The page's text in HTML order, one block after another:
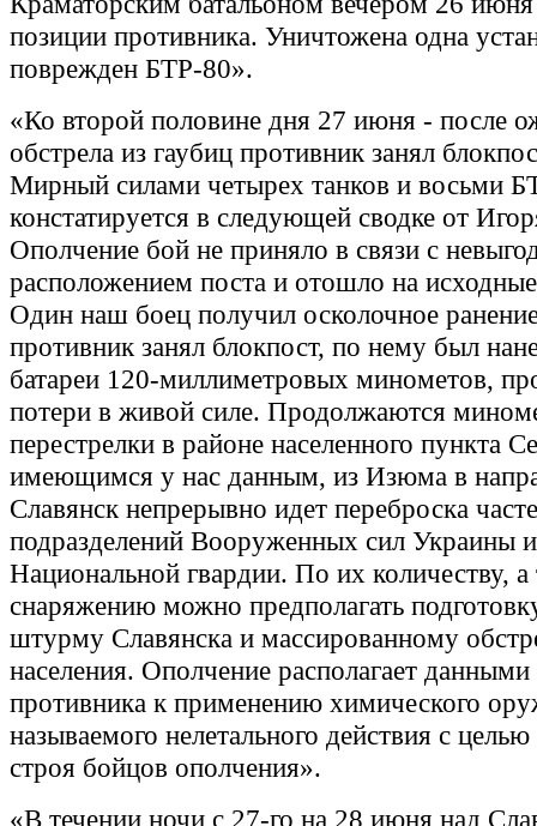
позиции противника. Уничтожена одна
поврежден БТР-80».
«Ко второй половине дня 27 июня - после
обстрела из гаубиц противник занял
Мирный силами четырех танков и восьми
констатируется в следующей сводке от
Ополчение бой не приняло в связи с
расположением поста и отошло на
Один наш боец получил осколочное
противник занял блокпост, по нему был
батареи 120-миллиметровых минометов,
потери в живой силе. Продолжаются
перестрелки в районе населенного пункта
имеющимся у нас данным, из Изюма в
Славянск непрерывно идет переброска
подразделений Вооруженных сил Украины и
Национальной гвардии. По их количеству, а
снаряжению можно предполагать
штурму Славянска и массированному
населения. Ополчение располагает данными
противника к применению химического
называемого нелетального действия с
строя бойцов ополчения».
«В течении ночи с 27-го на 28 июня над